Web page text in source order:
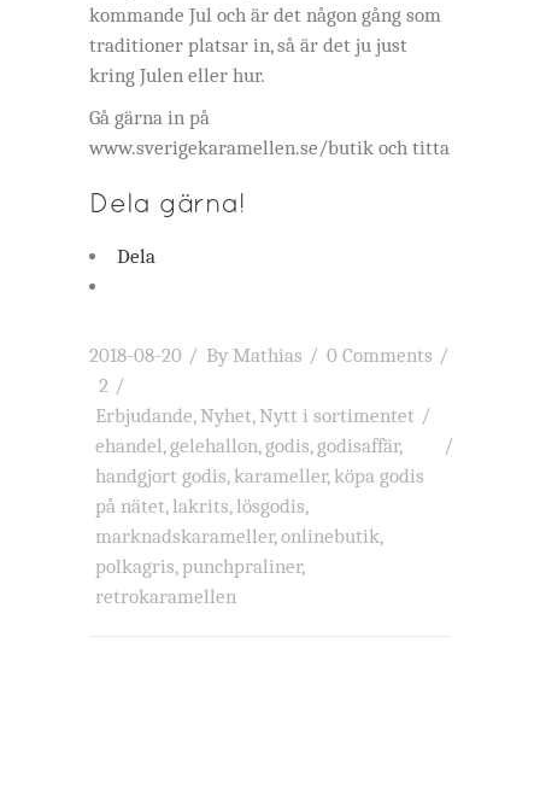
kommande Jul och är det någon gång som
traditioner platsar in, så är det ju just
kring Julen eller hur.
Gå gärna in på
www.sverigekaramellen.se/butik och titta
Dela gärna!
Dela
2018-08-20 By Mathias
0 Comments
2
Erbjudande,Nyhet,Nytt i sortimentet
ehandel,gelehallon,godis,godisaffär,
handgjort godis,karameller,köpa godis
på nätet,lakrits,lösgodis,
marknadskarameller,onlinebutik,
polkagris, punchpraliner,
retrokaramellen